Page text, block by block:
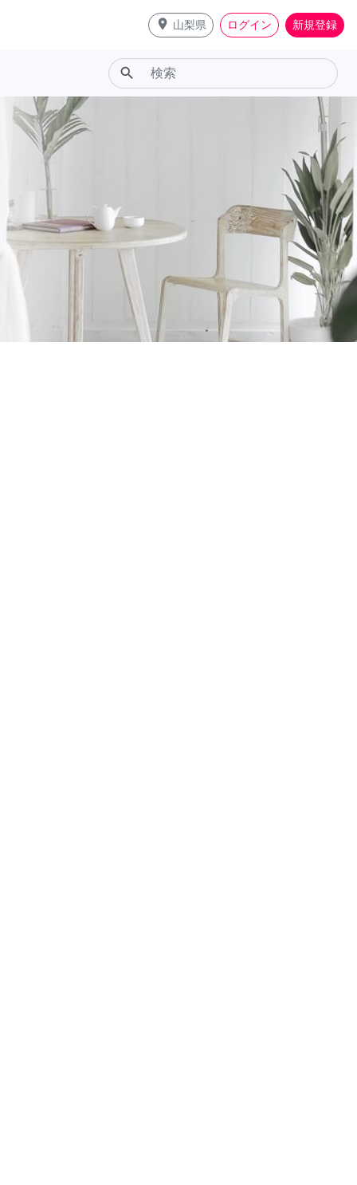
place 山梨県 ログイン 新規登録
search